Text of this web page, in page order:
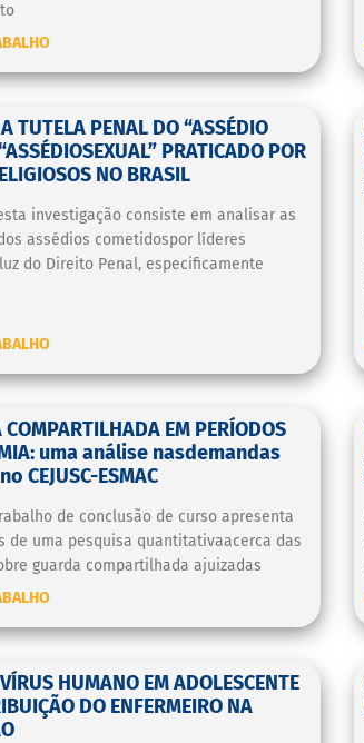
TUTELA PENAL DO “ASSÉDIO
PRATICADO POR
NO BRASIL
investigação consiste em analisar as
assédios cometidospor líderes
do Direito Penal, especificamente
EM PERÍODOS
uma análise nasdemandas
CEJUSC-ESMAC
de conclusão de curso apresenta
de uma pesquisa quantitativaacerca das
guarda compartilhada ajuizadas
HUMANO EM ADOLESCENTE
DO ENFERMEIRO NA